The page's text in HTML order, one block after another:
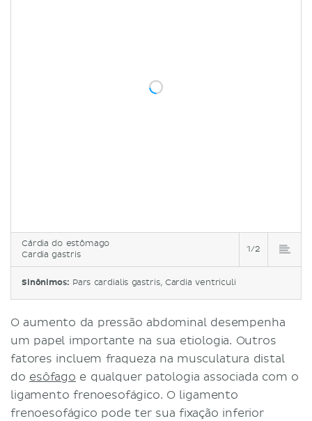
Cárdia do estômago
Cardia gastris
1/2
Sinônimos: Pars cardialis gastris, Cardia ventriculi
O aumento da pressão abdominal desempenha
um papel importante na sua etiologia. Outros
fatores incluem fraqueza na musculatura distal
do esôfago e qualquer patologia associada com o
ligamento frenoesofágico. O ligamento
frenoesofágico pode ter sua fixação inferior